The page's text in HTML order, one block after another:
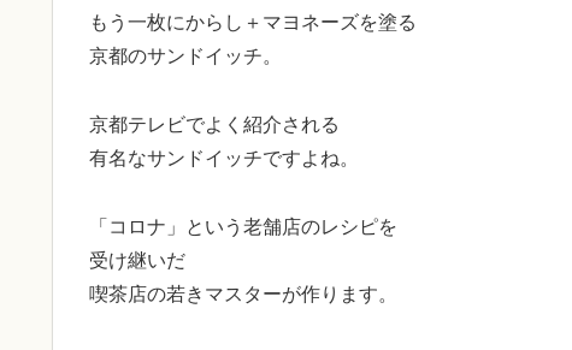
もう一枚にからし＋マヨネーズを塗る
京都のサンドイッチ。
京都テレビでよく紹介される
有名なサンドイッチですよね。
「コロナ」という老舗店のレシピを
受け継いだ
喫茶店の若きマスターが作ります。